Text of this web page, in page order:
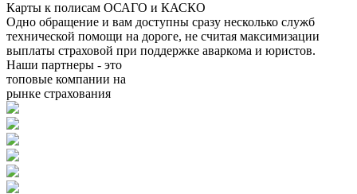
Карты к полисам ОСАГО и КАСКО
Одно обращение и вам доступны сразу несколько служб
технической помощи на дороге, не считая максимизации
выплаты страховой при поддержке аваркома и юристов.
Наши партнеры - это
топовые компании на
рынке страхования